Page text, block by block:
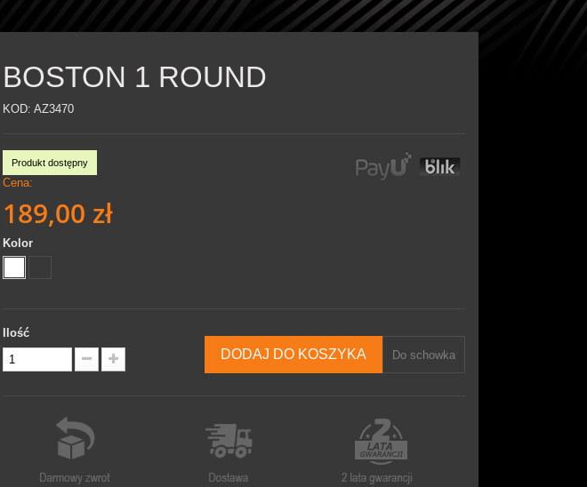
BOSTON 1 ROUND
KOD: AZ3470
Produkt dostępny
Cena:
189,00 zł
Kolor
Ilość
DODAJ DO KOSZYKA Do schowka